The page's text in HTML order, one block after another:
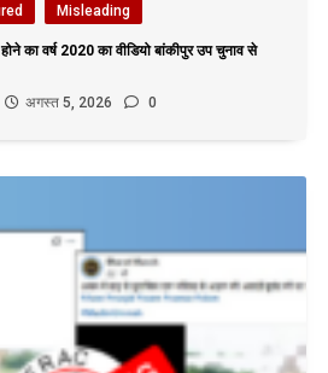
Misleading
का वर्ष 2020 का वीडियो बांकीपुर उप चुनाव से
अगस्त 5, 2026 0